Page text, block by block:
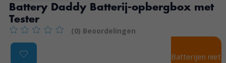
Battery Daddy Batterij-opbergbox met
Tester
De beoordeling van dit product is0van de 5
(0) Beoordelingen
Product image slideshow Items
Batterijen niet